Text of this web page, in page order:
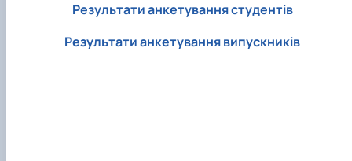
Результати анкетування студентів
Результати анкетування випускників